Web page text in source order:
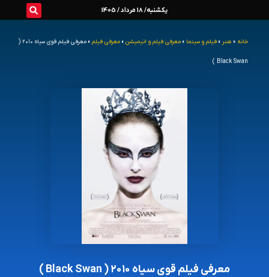
یکشنبه/ 18 مرداد / 1405
خانه » هنر » فیلم و سینما » معرفی فیلم و انیمیشن » معرفی فیلم » معرفی فیلم قوی سیاه ۲۰۱۰ (
Black Swan )
معرفی فیلم قوی سیاه ۲۰۱۰ ( Black Swan )